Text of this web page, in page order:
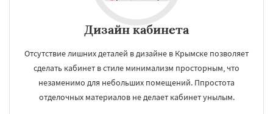
Дизайн кабинета
Отсутствие лишних деталей в дизайне в Крымске позволяет
сделать кабинет в стиле минимализм просторным, что
незаменимо для небольших помещений. Ппростота
отделочных материалов не делает кабинет унылым.